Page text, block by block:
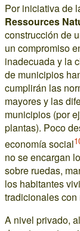
Por iniciativa de
Ressources
construcción de
un compromiso
inadecuada y la
de municipios
cumplirán las
mayores y las
municipios (por
plantas). Poco
economía social
no se encargan
sobre ruedas,
los habitantes
tradicionales
A nivel privado,